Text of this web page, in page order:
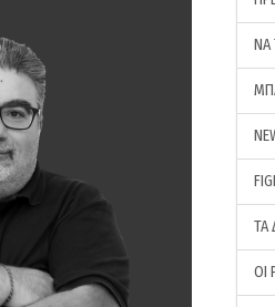
ΝΑ
ΤΑ
ΟΙ